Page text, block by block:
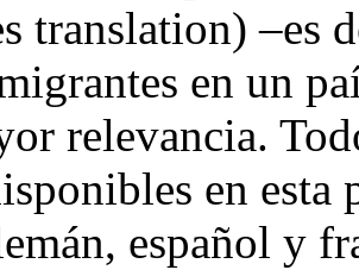
translation) –es
en un
relevancia.
en
español y